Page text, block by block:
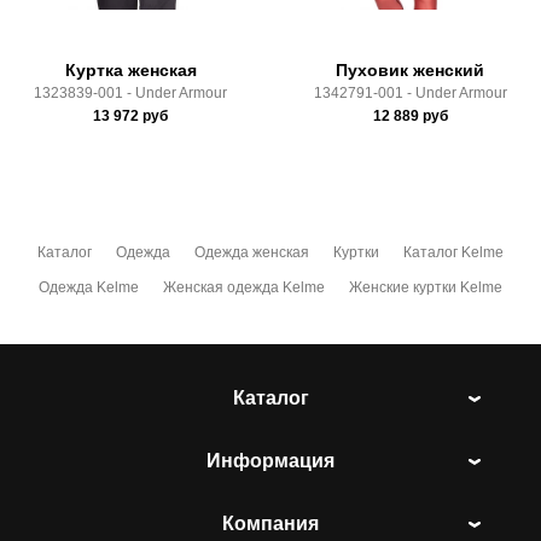
Куртка женская
1323839-001 - Under Armour
13 972 руб
Пуховик женский
1342791-001 - Under Armour
12 889руб
Каталог Одежда Одежда женская Куртки Каталог Kelme
Одежда Kelme Женская одежда Kelme Женские куртки Kelme
Каталог
Информация
Компания